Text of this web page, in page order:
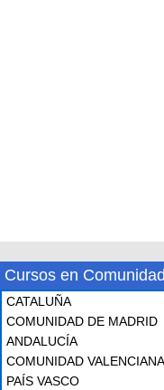
Cursos en
CATALUÑA
COMUNIDAD DE MADRID
ANDALUCÍA
COMUNIDAD VALENCIANA
PAÍS VASCO